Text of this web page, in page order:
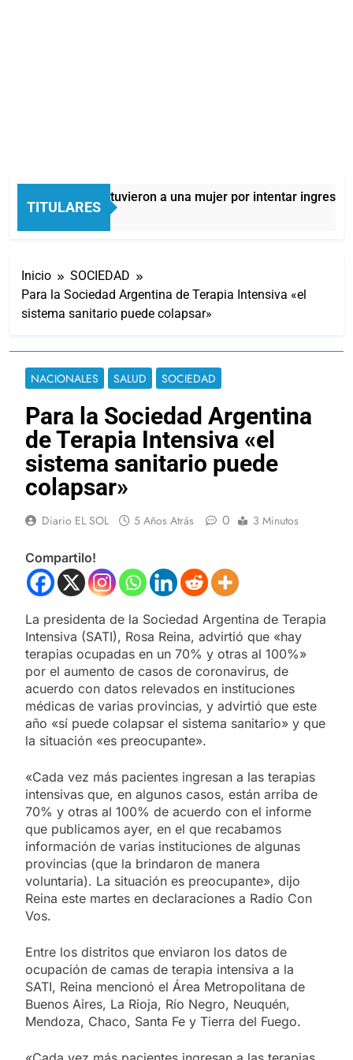
TITULARES
Quilmes: detuvieron a una mujer por intentar ingresar
6 Horas Atrás
Inicio
SOCIEDAD
Para la Sociedad Argentina de Terapia Intensiva «el
sistema sanitario puede colapsar»
NACIONALES SALUD SOCIEDAD
Para la Sociedad Argentina
de Terapia Intensiva «el
sistema sanitario puede
colapsar»
Diario EL SOL 5 Años Atrás 0 3 Minutos
Compartilo!
La presidenta de la Sociedad Argentina de Terapia
Intensiva (SATI), Rosa Reina, advirtió que «hay
terapias ocupadas en un 70% y otras al 100%»
por el aumento de casos de coronavirus, de
acuerdo con datos relevados en instituciones
médicas de varias provincias, y advirtió que este
año «sí puede colapsar el sistema sanitario» y que
la situación «es preocupante».
«Cada vez más pacientes ingresan a las terapias
intensivas que, en algunos casos, están arriba de
70% y otras al 100% de acuerdo con el informe
que publicamos ayer, en el que recabamos
información de varias instituciones de algunas
provincias (que la brindaron de manera
voluntaria). La situación es preocupante», dijo
Reina este martes en declaraciones a Radio Con
Vos.
Entre los distritos que enviaron los datos de
ocupación de camas de terapia intensiva a la
SATI, Reina mencionó el Área Metropolitana de
Buenos Aires, La Rioja, Río Negro, Neuquén,
Mendoza, Chaco, Santa Fe y Tierra del Fuego.